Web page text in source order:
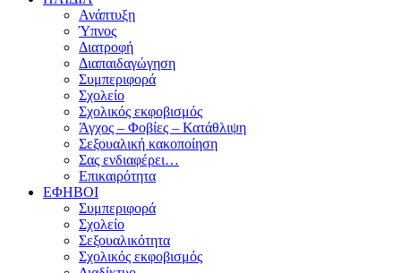
Ανάπτυξη
Ύπνος
Διατροφή
Διαπαιδαγώγηση
Συμπεριφορά
Σχολείο
Σχολικός εκφοβισμός
Άγχος – Φοβίες – Κατάθλιψη
Σεξουαλική κακοποίηση
Σας ενδιαφέρει…
Επικαιρότητα
ΕΦΗΒΟΙ
Συμπεριφορά
Σχολείο
Σεξουαλικότητα
Σχολικός εκφοβισμός